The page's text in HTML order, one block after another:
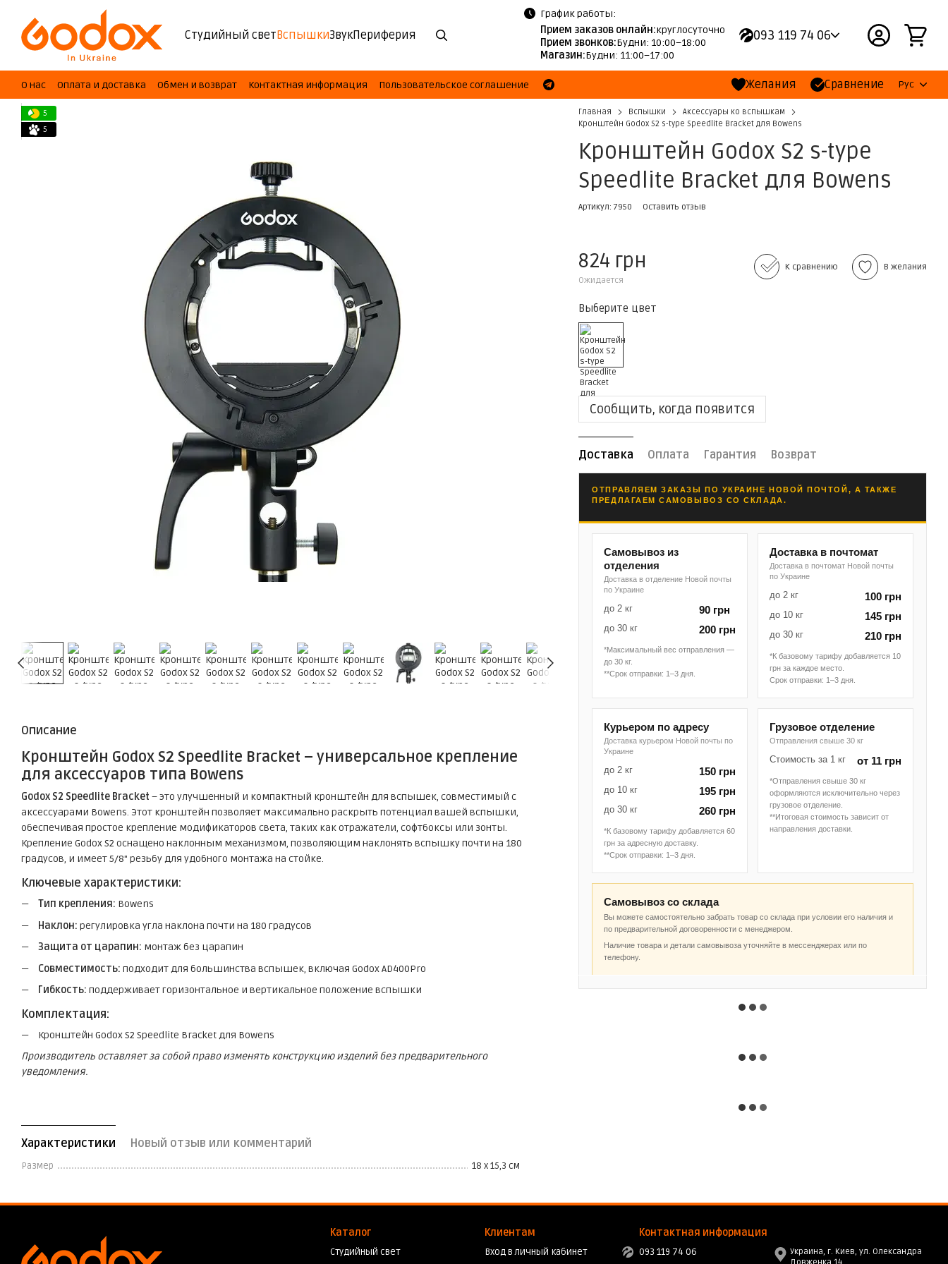
Перейти к основному контенту
Студийный светВспышкиЗвукПериферия
График работы:
Прием заказов онлайн:круглосуточно
Прием звонков:Будни: 10:00–18:00
Магазин:Будни: 11:00–17:00
093 119 74 06
О нас Оплата и доставка Обмен и возврат Контактная информация Пользовательское соглашение Желания Сравнение Рус
5
5
Описание
Кронштейн Godox S2 Speedlite Bracket – универсальное крепление
для аксессуаров типа Bowens
Godox S2 Speedlite Bracket – это улучшенный и компактный кронштейн для вспышек, совместимый с
аксессуарами Bowens. Этот кронштейн позволяет максимально раскрыть потенциал вашей вспышки,
обеспечивая простое крепление модификаторов света, таких как отражатели, софтбоксы или зонты.
Крепление Godox S2 оснащено наклонным механизмом, позволяющим наклонять вспышку почти на 180
градусов, и имеет 5/8" резьбу для удобного монтажа на стойке.
Ключевые характеристики:
Тип крепления: Bowens
Наклон: регулировка угла наклона почти на 180 градусов
Защита от царапин: монтаж без царапин
Совместимость: подходит для большинства вспышек, включая Godox AD400Pro
Гибкость: поддерживает горизонтальное и вертикальное положение вспышки
Комплектация:
Кронштейн Godox S2 Speedlite Bracket для Bowens
Производитель оставляет за собой право изменять конструкцию изделий без предварительного
уведомления.
Главная Вспышки
Аксессуары ко вспышкам
Кронштейн Godox S2 s-type Speedlite Bracket для Bowens
Кронштейн Godox S2 s-type
Speedlite Bracket для Bowens
Артикул: 7950 Оставить отзыв
824 грн
Ожидается
К сравнению В желания
Выберите цвет
Сообщить, когда появится
Доставка Оплата Гарантия Возврат
ОТПРАВЛЯЕМ ЗАКАЗЫ ПО УКРАИНЕ НОВОЙ ПОЧТОЙ, А ТАКЖЕ
ПРЕДЛАГАЕМ САМОВЫВОЗ СО СКЛАДА.
Самовывоз из
отделения
Доставка в отделение Новой почты
по Украине
до 2 кг 90 грн
до 30 кг 200 грн
*Максимальный вес отправления —
до 30 кг.
**Срок отправки: 1–3 дня.
Доставка в почтомат
Доставка в почтомат Новой почты
по Украине
до 2 кг 100 грн
до 10 кг 145 грн
до 30 кг 210 грн
*К базовому тарифу добавляется 10
грн за каждое место.
Срок отправки: 1–3 дня.
Курьером по адресу
Доставка курьером Новой почты по
Украине
до 2 кг 150 грн
до 10 кг 195 грн
до 30 кг 260 грн
*К базовому тарифу добавляется 60
грн за адресную доставку.
**Срок отправки: 1–3 дня.
Грузовое отделение
Отправления свыше 30 кг
Стоимость за 1 кг от 11 грн
*Отправления свыше 30 кг
оформляются исключительно через
грузовое отделение.
**Итоговая стоимость зависит от
направления доставки.
Самовывоз со склада
Вы можете самостоятельно забрать товар со склада при условии его наличия и
по предварительной договоренности с менеджером.
Наличие товара и детали самовывоза уточняйте в мессенджерах или по
телефону.
Характеристики Новый отзыв или комментарий
Размер 18 х 15,3 см
Каталог
Студийный свет
Клиентам
Вход в личный кабинет
Контактная информация
093 119 74 06
Украина, г. Киев, ул. Олександра